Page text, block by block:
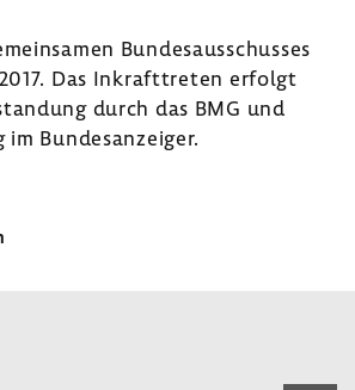
Bundes­aus­schusses
Das Inkraft­treten erfolgt
durch das BMG und
Bundes­an­zeiger.